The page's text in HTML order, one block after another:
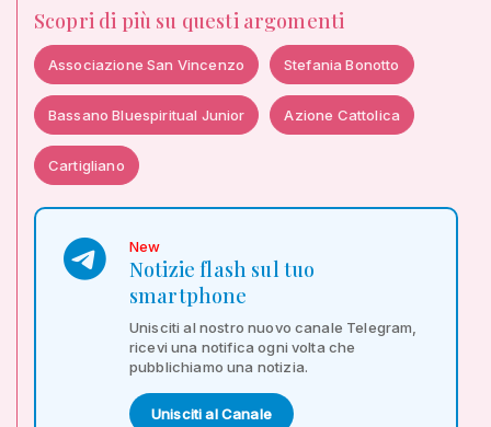
Scopri di più su questi argomenti
Associazione San Vincenzo Stefania Bonotto
Bassano Bluespiritual Junior Azione Cattolica
Cartigliano
New
Notizie flash sul tuo
smartphone
Unisciti al nostro nuovo canale Telegram,
ricevi una notifica ogni volta che
pubblichiamo una notizia.
Unisciti al Canale